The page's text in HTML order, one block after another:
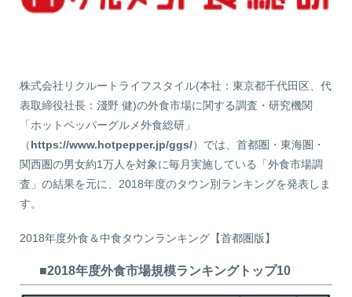
株式会社リクルートライフスタイル(本社：東京都千代田区、代
表取締役社長：淺野 健)の外食市場に関する調査・研究機関
「ホットペッパーグルメ外食総研」
（https://www.hotpepper.jp/ggs/）では、首都圏・東海圏・
関西圏の男女約1万人を対象に毎月実施している「外食市場調
査」の結果を元に、2018年度のタウン別ランキングを発表しま
す。
2018年度外食＆中食タウンランキング【首都圏版】
■2018年度外食市場規模ランキングトップ10